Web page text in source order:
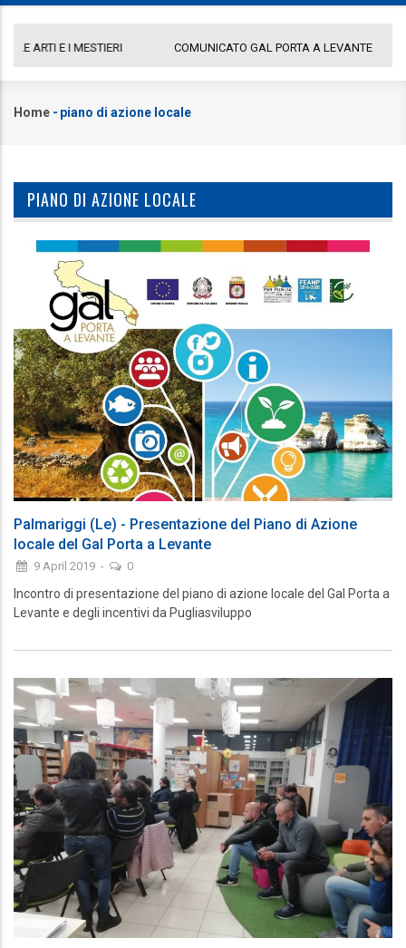
COMUNICATO GAL PORTA A LEVANTE
Briciole
Home - piano di azione locale
PIANO DI AZIONE LOCALE
Palmariggi (Le) - Presentazione del Piano di Azione
locale del Gal Porta a Levante
9 April 2019 - 0
Incontro di presentazione del piano di azione locale del Gal Porta a
Levante e degli incentivi da Pugliasviluppo